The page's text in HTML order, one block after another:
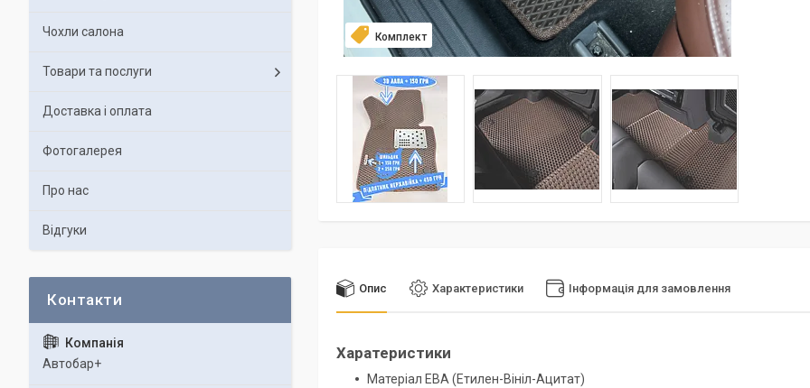
Комплект
Опис Характеристики Інформація для замовлення
Харатеристики
Матеріал ЕВА (Етилен-Вініл-Ацитат)
Чохли салона
Товари та послуги
Доставка і оплата
Фотогалерея
Про нас
Відгуки
Автобар+